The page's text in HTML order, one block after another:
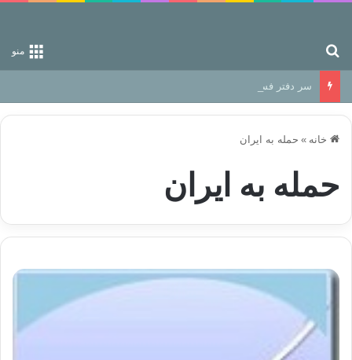
منو
سر دفتر فساد در زمین‌، دوری وکناره‌گیری از راه خداست‌!
خانه » حمله به ایران
حمله به ایران